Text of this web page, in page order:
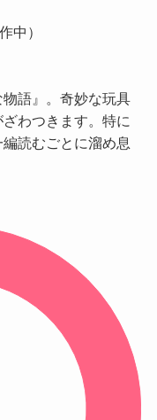
中）
語』。奇妙な玩具
わつきます。特に
読むごとに溜め息